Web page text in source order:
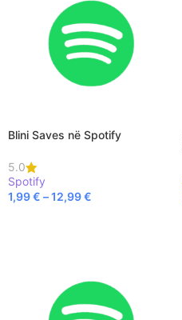
Blini Saves në Spotify
5.0
Spotify
1,99€ –12,99€